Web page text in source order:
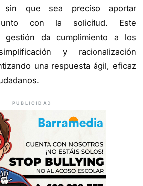
sin que sea preciso aportar
junto con la solicitud. Este
gestión da cumplimiento a los
y racionalización
una respuesta ágil, eficaz
PUBLICIDAD